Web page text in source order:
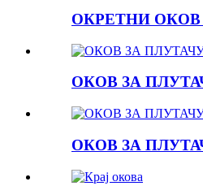
ОКРЕТНИ ОКОВ
ОКОВ ЗА
ОКОВ ЗА